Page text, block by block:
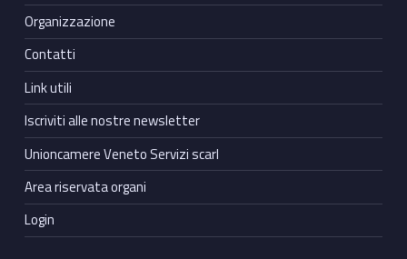
Organizzazione
Contatti
Link utili
Iscriviti alle nostre newsletter
Unioncamere Veneto Servizi scarl
Area riservata organi
Login